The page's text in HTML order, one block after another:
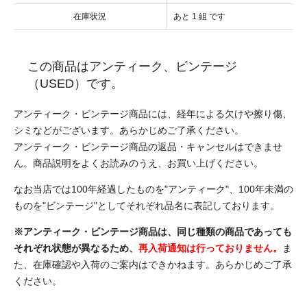
在庫状況 あと 1 組 です
この商品はアンティーク、ビンテージ
（USED）です。
アンティーク・ビンテージ商品には、経年による欠けや擦り傷、
シミなどがございます。あらかじめご了承ください。
アンティーク・ビンテージ商品の返品・キャンセルはできませ
ん。商品説明をよくお読みのうえ、お買い上げください。
なお当店では100年経過したものを"アンティーク"、100年未満の
ものを"ビンテージ"としてそれぞれ品名に表記しております。
※アンティーク・ビンテージ商品は、同じ種類の商品であっても
それぞれ状態が異なるため、 再入荷通知は行っておりません。
ま
た、在庫確認や入荷のご案内はできかねます。あらかじめご了承
ください。